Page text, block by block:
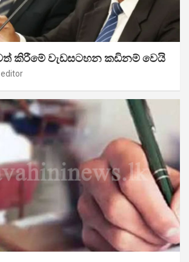
කිරීමේ වැඩසටහන කඩිනම් වෙයි
editor